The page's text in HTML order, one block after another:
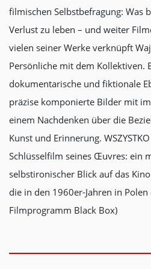
filmischen Selbstbefragung: Was
Verlust zu leben – und weiter
vielen seiner Werke verknüpft
Persönliche mit dem Kollektiven.
dokumentarische und fiktionale
präzise komponierte Bilder mit
einem Nachdenken über die
Kunst und Erinnerung.
Schlüsselfilm seines Œuvres: ein
selbstironischer Blick auf das
die in den 1960er-Jahren in
Filmprogramm Black Box)